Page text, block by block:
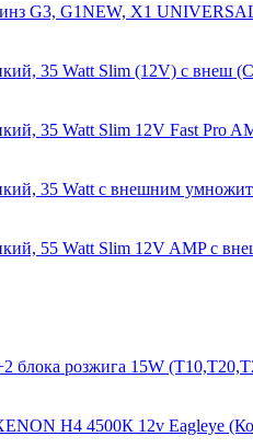
G3, G1NEW, X1
35 Watt Slim (12V) с
35 Watt Slim 12V Fast Pro
35 Watt с внешним
55 Watt Slim 12V AMP с
блока розжига 15W
H4 4500К 12v Eagleye